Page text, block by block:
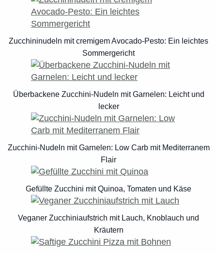
Zucchininudeln mit cremigem Avocado-Pesto: Ein leichtes
Sommergericht
Überbackene Zucchini-Nudeln mit Garnelen: Leicht und
lecker
Zucchini-Nudeln mit Garnelen: Low Carb mit Mediterranem
Flair
Gefüllte Zucchini mit Quinoa, Tomaten und Käse
Veganer Zucchiniaufstrich mit Lauch, Knoblauch und
Kräutern